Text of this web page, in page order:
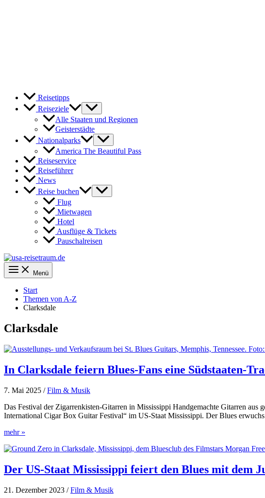
Reisetipps
Reiseziele
Alle Staaten und Regionen
Geisterstädte
Nationalparks
America The Beautiful Pass
Reiseservice
Reiseführer
News
Reise buchen
Flug
Mietwagen
Hotel
Ausflüge & Tickets
Pauschalreisen
Menü
Start
Themen von A-Z
Clarksdale
Clarksdale
In Clarksdale feiern Blues-Fans eine Südstaaten-
7. Mai 2025 /Film & Musik
Das Festival der Zigarrenkisten-Gitarren in Mississippi Handgemachte Gitarren aus
International Cigar Box Guitar Festival“ im US-Staat Mississippi. Der Blues
In
feiern
Fans
eine
Tradition
mehr »
Der US-Staat Mississippi feiert den Blues mit dem
21. Dezember 2023 /Film & Musik